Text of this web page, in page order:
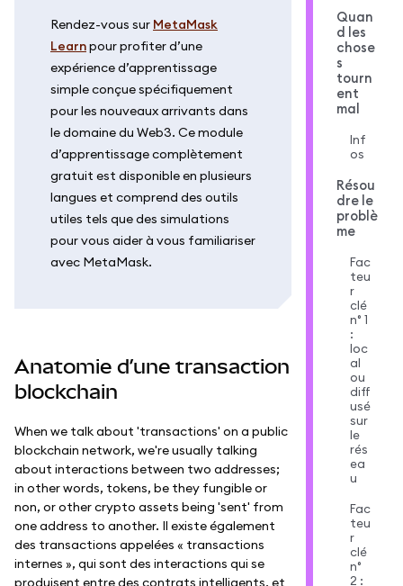
Rendez-vous sur MetaMask
Learnpour profiter d’une
expérience d’apprentissage
simple conçue spécifiquement
pour les nouveaux arrivants dans
le domaine du Web3. Ce module
d’apprentissage complètement
gratuit est disponible en plusieurs
langues et comprend des outils
utiles tels que des simulations
pour vous aider à vous familiariser
avec MetaMask.
Anatomie d’une transaction
blockchain
When we talk about 'transactions' on a public
blockchain network, we're usually talking
about interactions between two addresses;
in other words, tokens, be they fungible or
non, or other crypto assets being 'sent' from
one address to another. Il existe également
des transactions appelées « transactions
internes », qui sont des interactions qui se
produisent entre des contrats intelligents, et
Quan
d les
chose
s
tourn
ent
mal
Inf
os
Résou
dre le
problè
me
Fac
teu
r
clé
n° 1
:
loc
al
ou
diff
usé
sur
le
rés
ea
u
Fac
teu
r
clé
n°
2 :